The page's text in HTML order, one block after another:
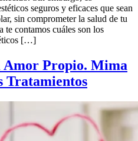
seguros y eficaces que sean
sin comprometer la salud de tu
contamos cuáles son los
[…]
Amor Propio. Mima
Tratamientos